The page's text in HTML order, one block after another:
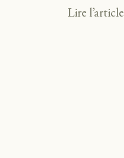
Lire l’article